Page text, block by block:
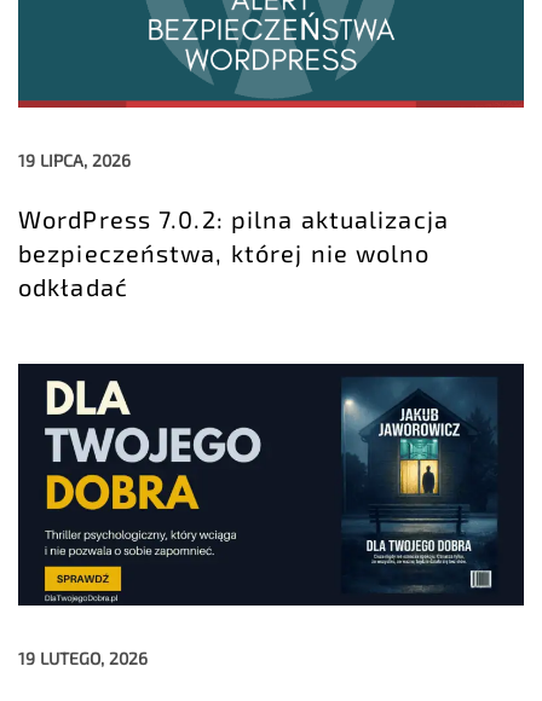
19 LIPCA, 2026
WordPress 7.0.2: pilna aktualizacja
bezpieczeństwa, której nie wolno
odkładać
19 LUTEGO, 2026